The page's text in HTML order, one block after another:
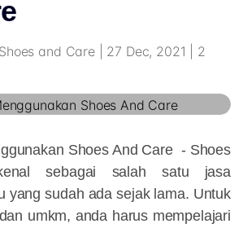
and Care | 27 Dec, 2021 | 2
Shoes And Care- Shoes
sebagai salah satu jasa
yang sudah ada sejak lama. Untuk
umkm, anda harus mempelajari